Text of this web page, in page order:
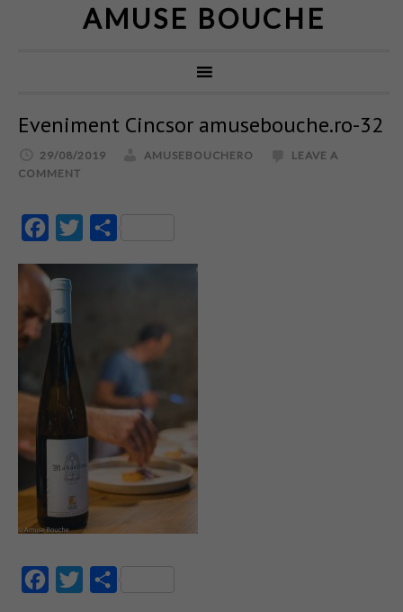
AMUSE BOUCHE
Eveniment Cincsor amusebouche.ro-32
29/08/2019 AMUSEBOUCHERO
LEAVE A
COMMENT
FacebookTwitter
FacebookTwitter